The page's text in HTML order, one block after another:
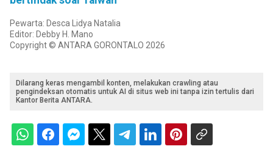
Pewarta: Desca Lidya Natalia
Editor: Debby H. Mano
Copyright © ANTARA GORONTALO 2026
Dilarang keras mengambil konten, melakukan crawling atau
pengindeksan otomatis untuk AI di situs web ini tanpa izin tertulis dari
Kantor Berita ANTARA.